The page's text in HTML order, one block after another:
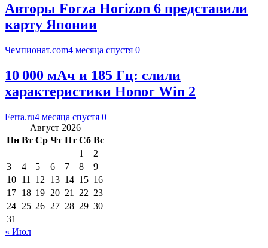
Авторы Forza Horizon 6 представили
карту Японии
Чемпионат.com4 месяца спустя 0
10 000 мАч и 185 Гц: слили
характеристики Honor Win 2
Ferra.ru4 месяца спустя 0
Август 2026
Пн Вт Ср Чт Пт Сб Вс
1
2
3
4 5 6 7 8
9
10 11 12 13 14 15 16
17 18 19 20 21 22 23
24 25 26 27 28 29 30
31
« Июл